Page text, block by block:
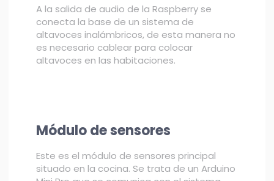
A la salida de audio de la Raspberry se
conecta la base de un sistema de
altavoces inalámbricos, de esta manera no
es necesario cablear para colocar
altavoces en las habitaciones.
Módulo de sensores
Este es el módulo de sensores principal
situado en la cocina. Se trata de un Arduino